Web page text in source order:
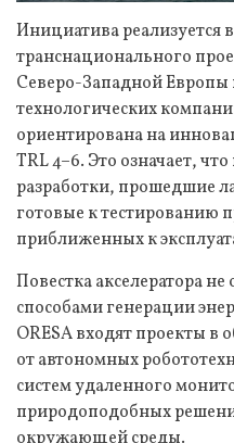
Инициатива реализуется
транснационального
Северо-Западной
технологических
ориентирована на
TRL 4–6. Это означает,
разработки, прошедшие
готовые к тестированию
приближенных к
Повестка акселератора
способами генерации
ORESA входят проекты в
от автономных
систем удаленного
природоподобных